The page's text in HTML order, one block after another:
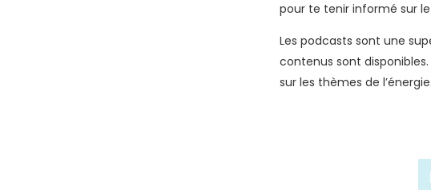
pour te tenir informé sur
Les podcasts sont une
contenus sont
sur les thèmes de l’énergie.